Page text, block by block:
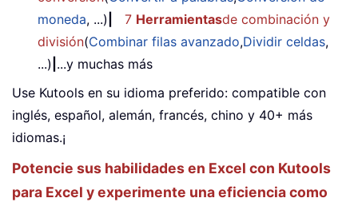
moneda, ...) 7 Herramientasde combinación y
división(Combinar filas avanzado,Dividir celdas,
...) ...y muchas más
Use Kutools en su idioma preferido: compatible con
inglés, español, alemán, francés, chino y 40+ más
idiomas.¡
Potencie sus habilidades en Excel con Kutools
para Excel y experimente una eficiencia como